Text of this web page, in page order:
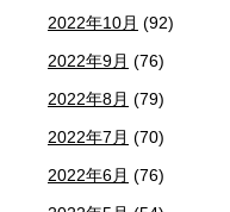
2022年10月 (92)
2022年9月 (76)
2022年8月 (79)
2022年7月 (70)
2022年6月 (76)